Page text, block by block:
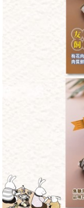
江森貿易
善糧
400公克
惜食